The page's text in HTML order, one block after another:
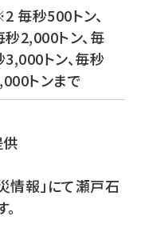
毎秒500トン、
秒2,000トン、毎
3,000トン、毎秒
トンまで
供
情報」にて瀬戸石